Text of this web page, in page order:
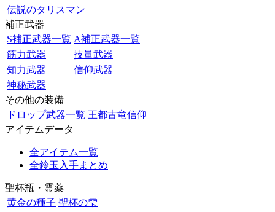
伝説のタリスマン
補正武器
S補正武器一覧 A補正武器一覧
筋力武器
技量武器
知力武器
信仰武器
神秘武器
その他の装備
ドロップ武器一覧 王都古竜信仰
アイテムデータ
全アイテム一覧
全鈴玉入手まとめ
聖杯瓶・霊薬
黄金の種子 聖杯の雫